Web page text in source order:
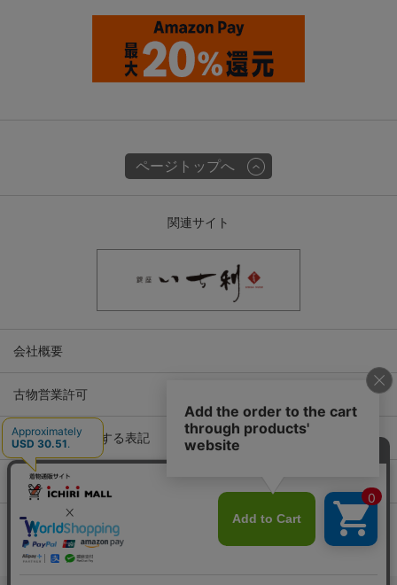
ページトップへ
関連サイト
会社概要
古物営業許可
特定商取引に関する表記
プライバシーポリシー